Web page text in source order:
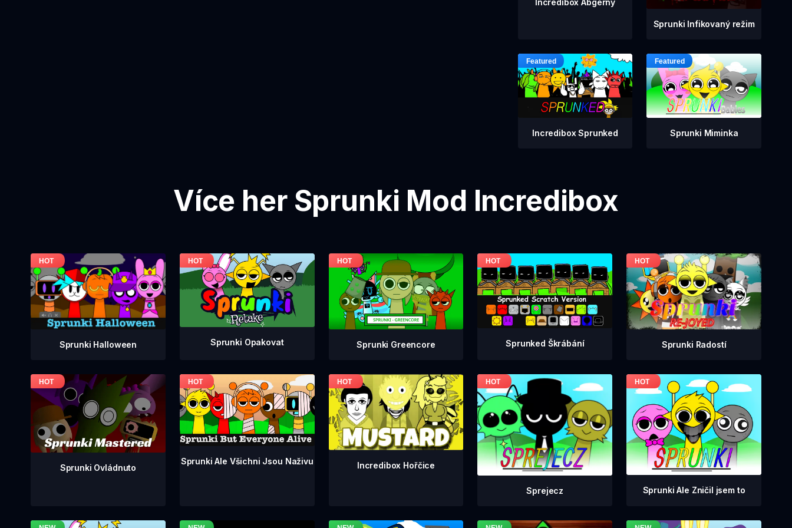
Incredibox Abgerny
Sprunki Infikovaný režim
Incredibox Sprunked Sprunki Miminka
Více her Sprunki Mod Incredibox
Sprunki Halloween Sprunki Opakovat Sprunki Greencore Sprunked Škrábání Sprunki Radostí
Sprunki Ovládnuto
Sprunki Ale Všichni Jsou Naživu Incredibox Hořčice
Sprejecz Sprunki Ale Zničil jsem to